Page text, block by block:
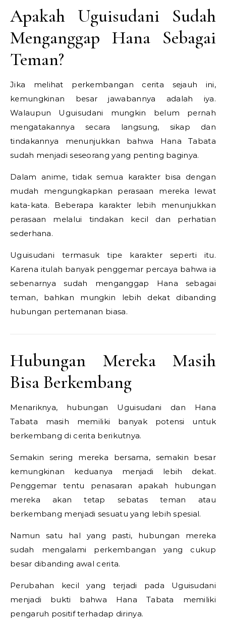
Apakah Uguisudani Sudah
Menganggap Hana Sebagai
Teman?
Jika melihat perkembangan cerita sejauh ini,
kemungkinan besar jawabannya adalah iya.
Walaupun Uguisudani mungkin belum pernah
mengatakannya secara langsung, sikap dan
tindakannya menunjukkan bahwa Hana Tabata
sudah menjadi seseorang yang penting baginya.
Dalam anime, tidak semua karakter bisa dengan
mudah mengungkapkan perasaan mereka lewat
kata-kata. Beberapa karakter lebih menunjukkan
perasaan melalui tindakan kecil dan perhatian
sederhana.
Uguisudani termasuk tipe karakter seperti itu.
Karena itulah banyak penggemar percaya bahwa ia
sebenarnya sudah menganggap Hana sebagai
teman, bahkan mungkin lebih dekat dibanding
hubungan pertemanan biasa.
Hubungan Mereka Masih
Bisa Berkembang
Menariknya, hubungan Uguisudani dan Hana
Tabata masih memiliki banyak potensi untuk
berkembang di cerita berikutnya.
Semakin sering mereka bersama, semakin besar
kemungkinan keduanya menjadi lebih dekat.
Penggemar tentu penasaran apakah hubungan
mereka akan tetap sebatas teman atau
berkembang menjadi sesuatu yang lebih spesial.
Namun satu hal yang pasti, hubungan mereka
sudah mengalami perkembangan yang cukup
besar dibanding awal cerita.
Perubahan kecil yang terjadi pada Uguisudani
menjadi bukti bahwa Hana Tabata memiliki
pengaruh positif terhadap dirinya.